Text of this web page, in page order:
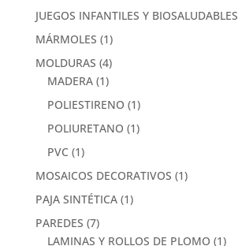
JUEGOS INFANTILES Y BIOSALUDABLES
MÁRMOLES (1)
MOLDURAS (4)
MADERA (1)
POLIESTIRENO (1)
POLIURETANO (1)
PVC (1)
MOSAICOS DECORATIVOS (1)
PAJA SINTÉTICA (1)
PAREDES (7)
LAMINAS Y ROLLOS DE PLOMO (1)